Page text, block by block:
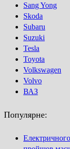
Sang Yong
Skoda
Subaru
Suzuki
Tesla
Toyota
Volkswagen
Volvo
ВАЗ
Популярне: